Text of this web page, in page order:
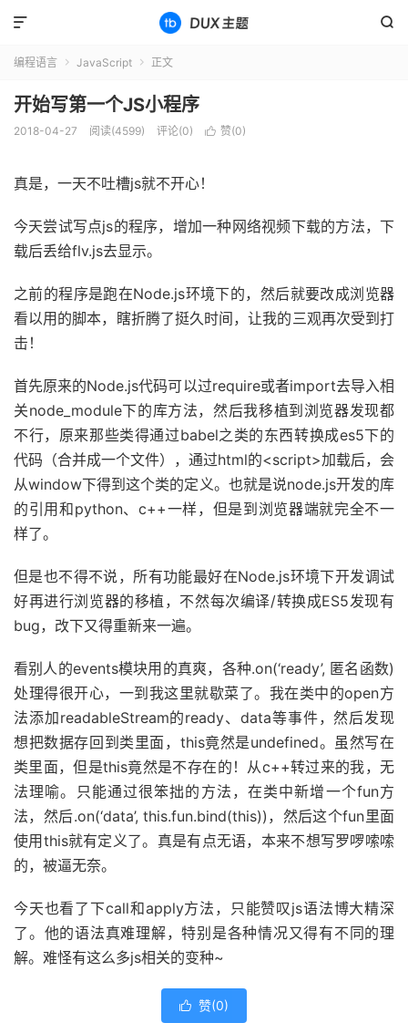


编程语言  JavaScript  正文
开始写第一个JS小程序
2018-04-27 阅读(4599) 评论(0)  赞(0)
真是，一天不吐槽js就不开心！
今天尝试写点js的程序，增加一种网络视频下载的方法，下
载后丢给flv.js去显示。
之前的程序是跑在Node.js环境下的，然后就要改成浏览器
看以用的脚本，瞎折腾了挺久时间，让我的三观再次受到打
击！
首先原来的Node.js代码可以过require或者import去导入相
关node_module下的库方法，然后我移植到浏览器发现都
不行，原来那些类得通过babel之类的东西转换成es5下的
代码（合并成一个文件），通过html的<script>加载后，会
从window下得到这个类的定义。也就是说node.js开发的库
的引用和python、c++一样，但是到浏览器端就完全不一
样了。
但是也不得不说，所有功能最好在Node.js环境下开发调试
好再进行浏览器的移植，不然每次编译/转换成ES5发现有
bug，改下又得重新来一遍。
看别人的events模块用的真爽，各种.on(‘ready’, 匿名函数)
处理得很开心，一到我这里就歇菜了。我在类中的open方
法添加readableStream的ready、data等事件，然后发现
想把数据存回到类里面，this竟然是undefined。虽然写在
类里面，但是this竟然是不存在的！从c++转过来的我，无
法理喻。只能通过很笨拙的方法，在类中新增一个fun方
法，然后.on(‘data’, this.fun.bind(this))，然后这个fun里面
使用this就有定义了。真是有点无语，本来不想写罗啰嗦嗦
的，被逼无奈。
今天也看了下call和apply方法，只能赞叹js语法博大精深
了。他的语法真难理解，特别是各种情况又得有不同的理
解。难怪有这么多js相关的变种~
 赞(0)